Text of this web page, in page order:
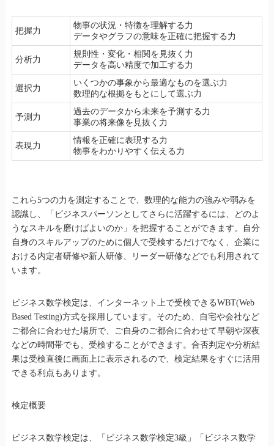
把握力
物事の状況・特徴を理解する力
データやグラフの意味を正確に把握する力
分析力
規則性・変化・相関を見抜く力
データを高い精度で加工する力
選択力
いくつかの事象から最適なものを選ぶ力
数理的な根拠をもとにして選ぶ力
予測力
過去のデータから未来を予測する力
事業の将来像を見抜く力
表現力
情報を正確に表現する力
物事をわかりやすく伝える力
これら5つの力を測定することで、数理的な能力の強みや弱みを
認識し、「ビジネスパーソンとしてさらに活躍するには、どのよ
うなスキルを磨けばよいのか」を把握することができます。自分
自身のスキルアップのために個人で受検するだけでなく、企業に
おける内定者研修や新人研修、リーダー研修などでも利用されて
います。
ビジネス数学検定は、インターネット上で受検できるWBT(Web
Based Testing)方式を採用しています。そのため、自宅や会社など
ご都合に合わせた場所で、ご自身のご都合に合わせて早朝や深夜
などの時間帯でも、受検することができます。合否判定や分析結
果は受検直後に画面上に表示されるので、検定結果をすぐに活用
できる利点もあります。
検定概要
ビジネス数学検定は、「ビジネス数学検定3級」「ビジネス数学